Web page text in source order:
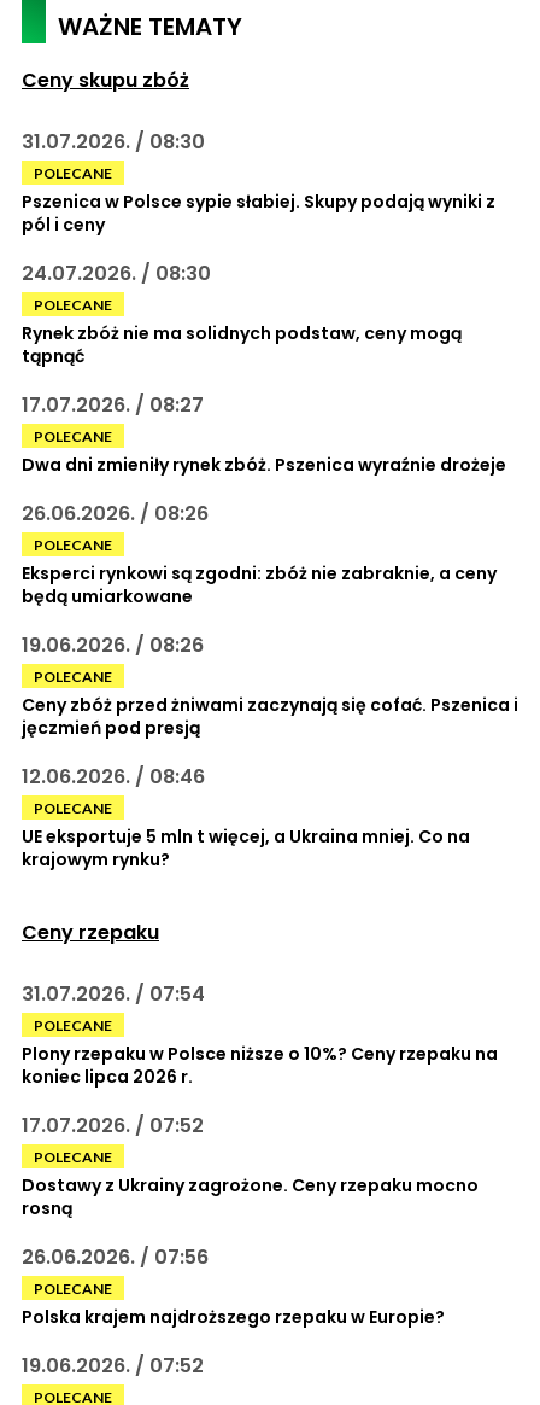
WAŻNE TEMATY
Ceny skupu zbóż
POLECANE
Pszenica w Polsce sypie słabiej. Skupy podają wyniki z
pól i ceny
31.07.2026. / 08:30
POLECANE
Rynek zbóż nie ma solidnych podstaw, ceny mogą
tąpnąć
24.07.2026. / 08:30
POLECANE
Dwa dni zmieniły rynek zbóż. Pszenica wyraźnie drożeje
17.07.2026. / 08:27
POLECANE
Eksperci rynkowi są zgodni: zbóż nie zabraknie, a ceny
będą umiarkowane
26.06.2026. / 08:26
POLECANE
Ceny zbóż przed żniwami zaczynają się cofać. Pszenica i
jęczmień pod presją
19.06.2026. / 08:26
POLECANE
UE eksportuje 5 mln t więcej, a Ukraina mniej. Co na
krajowym rynku?
12.06.2026. / 08:46
Ceny rzepaku
POLECANE
Plony rzepaku w Polsce niższe o 10%? Ceny rzepaku na
koniec lipca 2026 r.
31.07.2026. / 07:54
POLECANE
Dostawy z Ukrainy zagrożone. Ceny rzepaku mocno
rosną
17.07.2026. / 07:52
POLECANE
Polska krajem najdroższego rzepaku w Europie?
26.06.2026. / 07:56
POLECANE
19.06.2026. / 07:52